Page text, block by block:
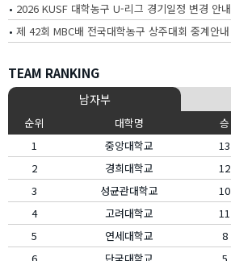
• 2026 KUSF 대학농구 U-리그 경기일정 변경 안내
• 제 42회 MBC배 전국대학농구 상주대회 중계안내
TEAM RANKING
남자부
순위 대학명 승
1
중앙대학교 13
2
경희대학교 12
3
성균관대학교 10
4
고려대학교 11
5
연세대학교 8